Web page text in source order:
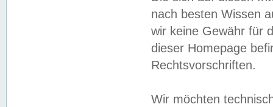
nach besten Wissen
wir keine Gewähr für
dieser Homepage
Rechtsvorschriften.
Wir möchten